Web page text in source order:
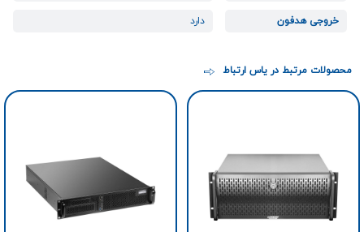
خروجی هدفون دارد
محصولات مرتبط در یاس ارتباط